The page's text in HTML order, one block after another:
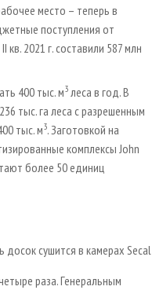
место – теперь в
поступления от
2021 г. составили 587 млн
400 тыс. м3 леса в год. В
тыс. га леса с разрешенным
тыс. м3. Заготовкой на
комплексы John
более 50 единиц
досок сушится в камерах Secal
раза. Генеральным